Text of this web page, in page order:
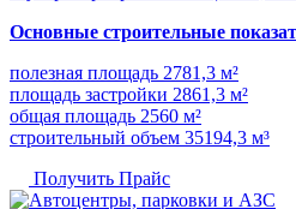
Основные строительные
полезная площадь 2781,3 м²
площадь застройки 2861,3 м²
общая площадь 2560 м²
строительный объем 35194,3 м³
Получить Прайс